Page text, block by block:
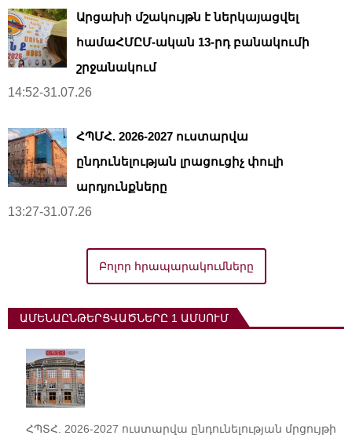
Արցախի մշակույթն է ներկայացվել
համաՀՄԸՄ-ական 13-րդ բանակումի
շրջանակում
14:52-31.07.26
ՀՊՄՀ. 2026-2027 ուստարվա
ընդունելության լրացուցիչ փուլի
արդյունքները
13:27-31.07.26
Բոլոր հրապարակումները
ԱՄԵՆԱԸՆԹԵՐՑՎԱԾՆԵՐԸ 1 ԱՄՍՈՒՄ
ՀՊՏՀ. 2026-2027 ուստարվա ընդունելության մրցույթի